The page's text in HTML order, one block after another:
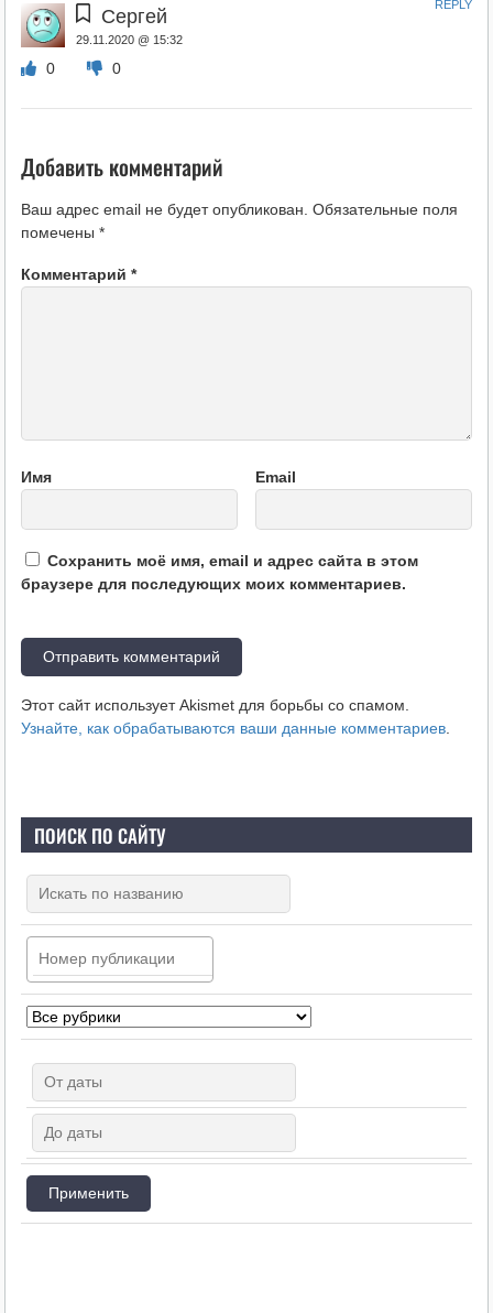
Сергей
29.11.2020 @ 15:32
0 0
REPLY
Добавить комментарий
Ваш адрес email не будет опубликован. Обязательные поля
помечены *
Комментарий *
Имя Email
Сохранить моё имя, email и адрес сайта в этом
браузере для последующих моих комментариев.
Этот сайт использует Akismet для борьбы со спамом.
Узнайте, как обрабатываются ваши данные комментариев.
ПОИСК ПО САЙТУ